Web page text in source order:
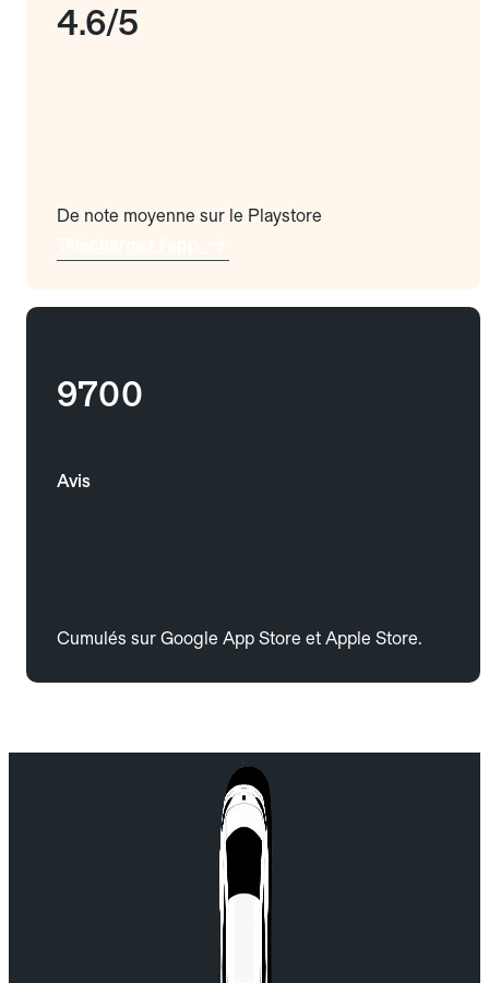
4.6/5
De note moyenne sur le Playstore
9700
Avis
Cumulés sur Google App Store et Apple Store.